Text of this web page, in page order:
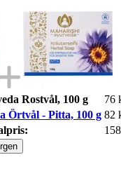
Rostvål, 100 g 76
Örtvål - Pitta, 100 g 82